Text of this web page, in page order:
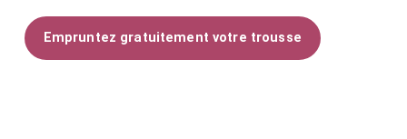
Empruntez gratuitement votre trousse